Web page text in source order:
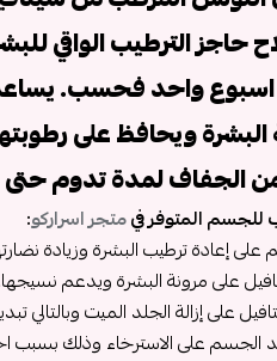
حاجز الترطيب الواقي
اسبوع واحد فحسب.
ويحافظ على
لمدة تدوم حتى 48 ساعة.
المتوفر فيمتجر اسراركو:
إعادة ترطيب البشرة وزيادة
على مرونة البشرة ويدعم نسيجها.
إزالة الجلد الميت وبالتالي
على الاسترخاء وذلك بسبب